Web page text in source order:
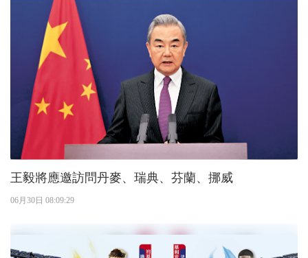
王毅將應邀訪問丹麥、瑞典、芬蘭、挪威
06月30日 08:09:29